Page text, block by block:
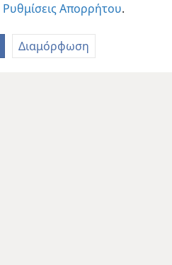
Ρυθμίσεις Απορρήτου.
Διαμόρφωση